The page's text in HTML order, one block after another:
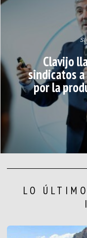
Clavijo
sindicatos a
por la
LO